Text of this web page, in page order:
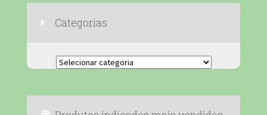
Categorias
Categorias